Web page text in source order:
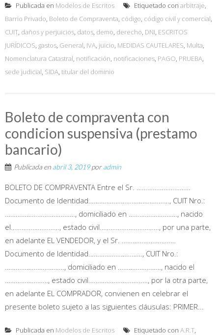
Publicada en Modelos de Escritos Etiquetado con arbitraje,
Barrio Privado, Boleto de Compraventa, código, código civil y comercial,
CUIT, daños y perjuicios, datos, demo, derecho, DNI, ESCRITOS
JURÍDICOS, gastos, General, IVA, juicio, MEDIDAS CAUTELARES, Multa,
Nomenclatura Catastral, notificación, notificaciones, PAGO, PRUEBA,
sede judicial, SIDA, titular del dominio
Boleto de compraventa con
condicion suspensiva (prestamo
bancario)
Publicada en abril 3, 2019poradmin
BOLETO DE COMPRAVENTA Entre el Sr. …………………………
Documento de Identidad………………………………………, CUIT Nro.:
…………………………………, domiciliado en ………………………, nacido
el………………………, estado civil……………………………, por una parte,
en adelante EL VENDEDOR, y el Sr. …………………………
Documento de Identidad…………………………, CUIT Nro.:
……………………………, domiciliado en ……………………, nacido el
……………………, estado civil……………………………, por la otra parte,
en adelante EL COMPRADOR, convienen en celebrar el
presente boleto sujeto a las siguientes cláusulas: PRIMER...
Publicada en Modelos de Escritos Etiquetado con A.R.T,